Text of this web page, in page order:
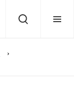
Sök Meny